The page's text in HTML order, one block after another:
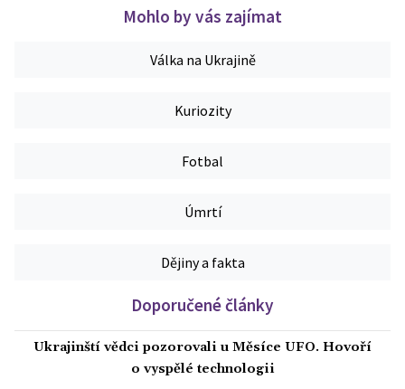
Mohlo by vás zajímat
Válka na Ukrajině
Kuriozity
Fotbal
Úmrtí
Dějiny a fakta
Doporučené články
Ukrajinští vědci pozorovali u Měsíce UFO. Hovoří
o vyspělé technologii